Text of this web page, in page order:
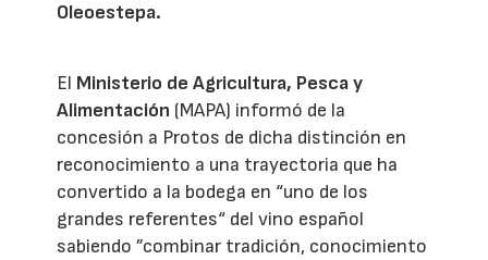
Oleoestepa.
El Ministerio de Agricultura, Pesca y
Alimentación (MAPA) informó de la
concesión a Protos de dicha distinción en
reconocimiento a una trayectoria que ha
convertido a la bodega en “uno de los
grandes referentes“ del vino español
sabiendo ”combinar tradición, conocimiento